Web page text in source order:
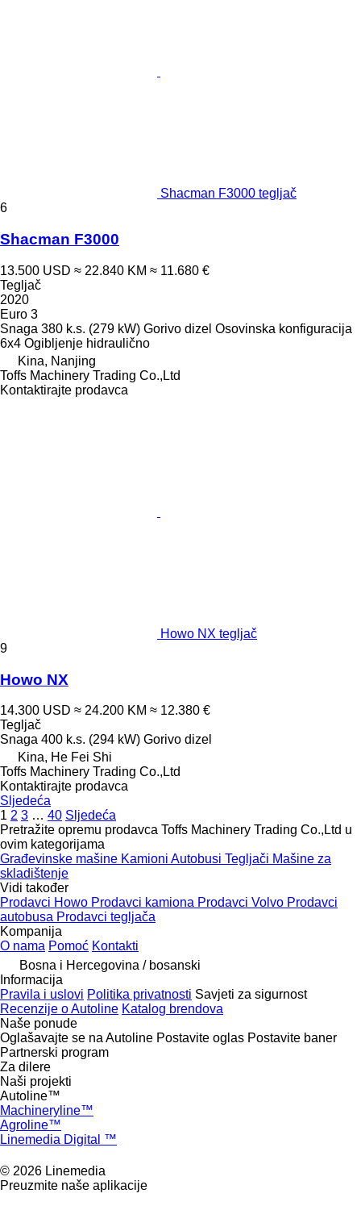
Shacman F3000 tegljač
6
Shacman F3000
13.500 USD ≈ 22.840 KM ≈ 11.680 €
Tegljač
2020
Euro 3
Snaga 380 k.s. (279 kW) Gorivo dizel Osovinska konfiguracija
6x4 Ogibljenje hidraulično
Kina, Nanjing
Toffs Machinery Trading Co.,Ltd
Kontaktirajte prodavca
Howo NX tegljač
9
Howo NX
14.300 USD ≈ 24.200 KM ≈ 12.380 €
Tegljač
Snaga 400 k.s. (294 kW) Gorivo dizel
Kina, He Fei Shi
Toffs Machinery Trading Co.,Ltd
Kontaktirajte prodavca
Sljedeća
1 2 3 … 40 Sljedeća
Pretražite opremu prodavca Toffs Machinery Trading Co.,Ltd u
ovim kategorijama
Građevinske mašine Kamioni Autobusi Tegljači Mašine za
skladištenje
Vidi također
Prodavci Howo Prodavci kamiona Prodavci Volvo Prodavci
autobusa Prodavci tegljača
Kompanija
O nama Pomoć Kontakti
Bosna i Hercegovina / bosanski
Informacija
Pravila i uslovi Politika privatnosti Savjeti za sigurnost
Recenzije o Autoline Katalog brendova
Naše ponude
Oglašavajte se na Autoline Postavite oglas Postavite baner
Partnerski program
Za dilere
Naši projekti
Autoline™
Machineryline™
Agroline™
Linemedia Digital ™
© 2026 Linemedia
Preuzmite naše aplikacije